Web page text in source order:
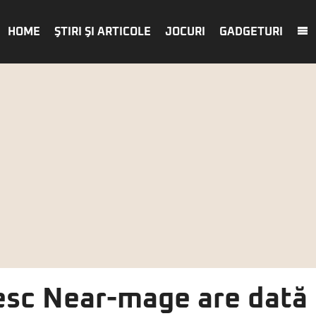
HOME ŞTIRI ŞI ARTICOLE JOCURI GADGETURI
Near-mage are dată